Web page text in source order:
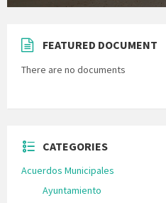
FEATURED DOCUMENT
There are no documents
CATEGORIES
Acuerdos Municipales
Ayuntamiento